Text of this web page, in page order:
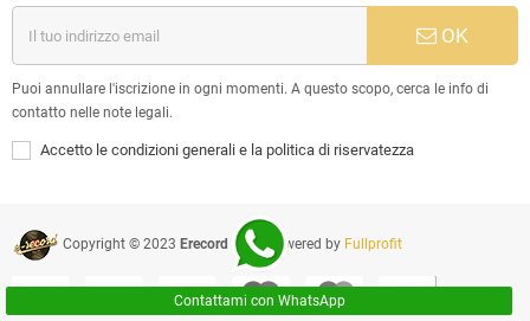
OK
Puoi annullare l'iscrizione in ogni momenti. A questo scopo, cerca le info di
contatto nelle note legali.
Accetto le condizioni generali e la politica di riservatezza
Contattami con WhatsApp
Copyright © 2023 Erecord Srl| Powered by Fullprofit